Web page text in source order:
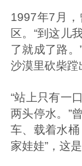
1997年7月
区。“到这儿
了就成了路
沙漠里砍柴蹚
“站上只有一
两头停水。”
车、载着水
家娃娃”，这